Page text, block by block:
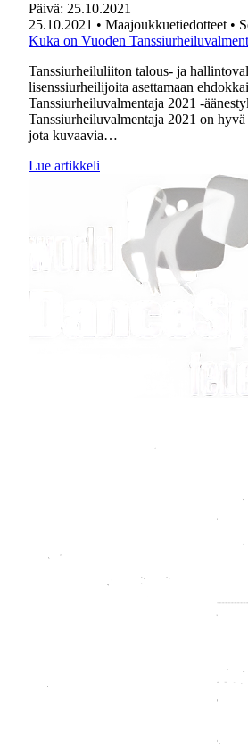
Päivä: 25.10.2021
25.10.2021 • Maajoukkuetiedotteet •
Kuka on Vuoden
Tanssiurheiluliiton talous- ja
lisenssiurheilijoita asettamaan
Tanssiurheiluvalmentaja 2021 -
Tanssiurheiluvalmentaja 2021 on
jota kuvaavia…
Lue artikkeli